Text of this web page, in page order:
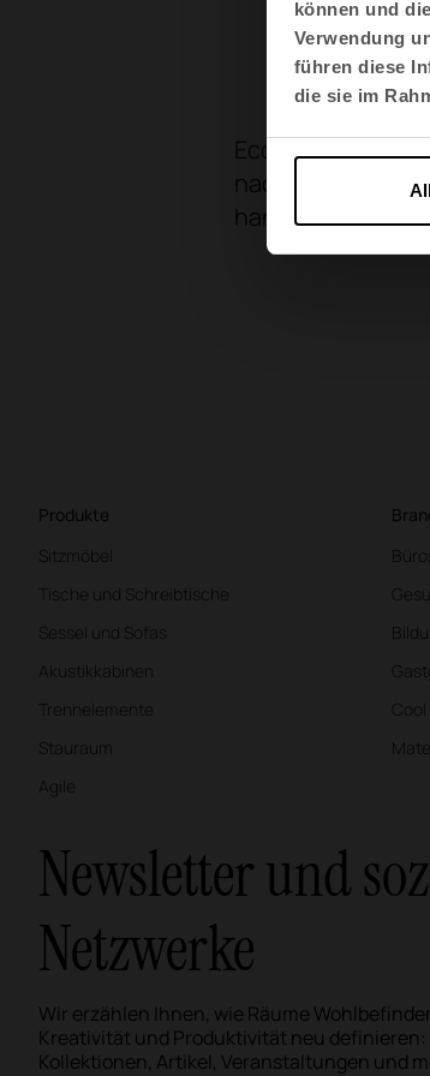
können und
Verwendung
führen diese
die sie im
EcoVadis ist ein
nachhaltiger
handelnden
Produkte
Sitzmöbel
Tische und Schreibtische
Sessel und Sofas
Akustikkabinen
Trennelemente
Stauraum
Agile
Büros
Newsletter und
Netzwerke
Wir erzählen Ihnen, wie Räume
Kreativität und Produktivität neu
Kollektionen, Artikel, Veranstaltungen und